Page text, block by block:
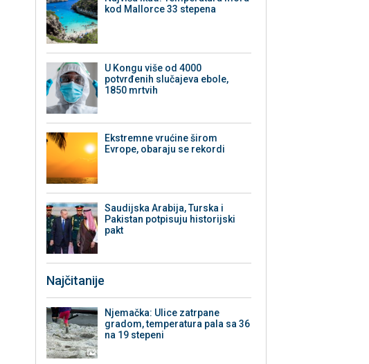
kod Mallorce 33 stepena
U Kongu više od 4000
potvrđenih slučajeva ebole,
1850 mrtvih
Ekstremne vrućine širom
Evrope, obaraju se rekordi
Saudijska Arabija, Turska i
Pakistan potpisuju historijski
pakt
Najčitanije
Njemačka: Ulice zatrpane
gradom, temperatura pala sa 36
na 19 stepeni